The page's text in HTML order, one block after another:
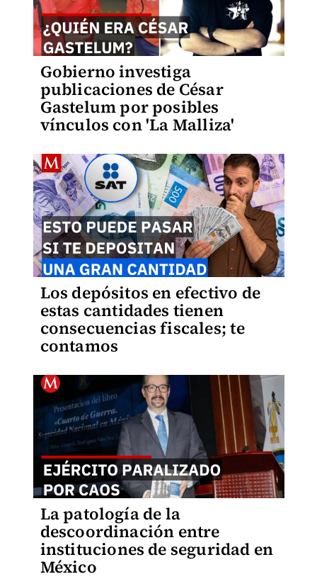
Gobierno investiga
publicaciones de César
Gastelum por posibles
vínculos con 'La Malliza'
Los depósitos en efectivo de
estas cantidades tienen
consecuencias fiscales; te
contamos
La patología de la
descoordinación entre
instituciones de seguridad en
México